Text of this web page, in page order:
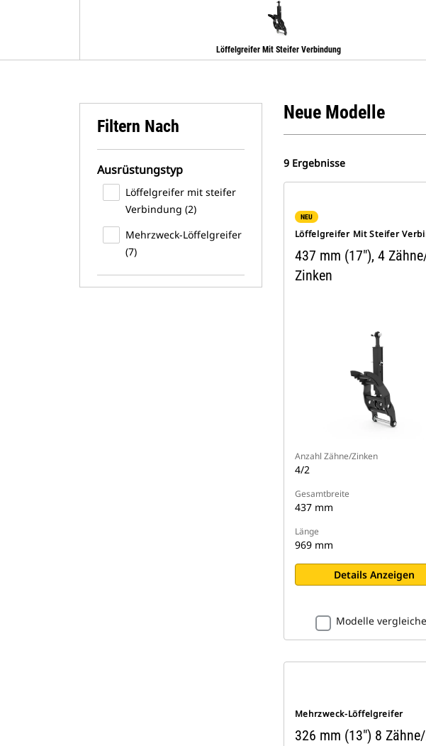
Löffelgreifer Mit Steifer Verbindung
Filtern Nach
Ausrüstungstyp
Löffelgreifer mit steifer
Verbindung (2)
Mehrzweck-Löffelgreifer
(7)
Neue Modelle
9 Ergebnisse
NEU
Löffelgreifer Mit Steifer
437 mm (17"), 4
Zinken
Anzahl Zähne/Zinken
4/2
Gesamtbreite
437 mm
Länge
969 mm
Details Anzeigen
Modelle
Mehrzweck-Löffelgreifer
326 mm (13") 8